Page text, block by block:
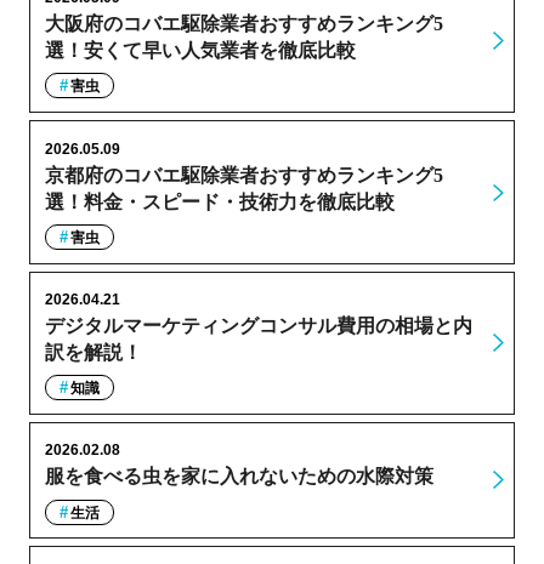
大阪府のコバエ駆除業者おすすめランキング5
選！安くて早い人気業者を徹底比較
害虫
京都府のコバエ駆除業者おすすめランキング5
選！料金・スピード・技術力を徹底比較
2026.05.09
害虫
デジタルマーケティングコンサル費用の相場と内
訳を解説！
2026.04.21
知識
服を食べる虫を家に入れないための水際対策
2026.02.08
生活